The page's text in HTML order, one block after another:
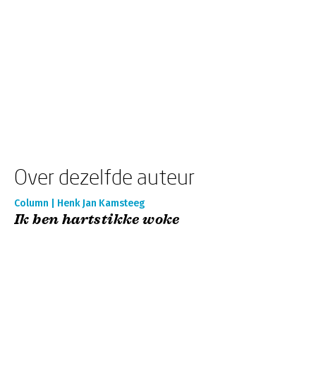
Over dezelfde auteur
Column | Henk Jan Kamsteeg
Ik ben hartstikke woke